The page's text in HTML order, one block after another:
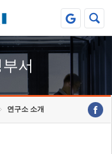
서
연구소 소개